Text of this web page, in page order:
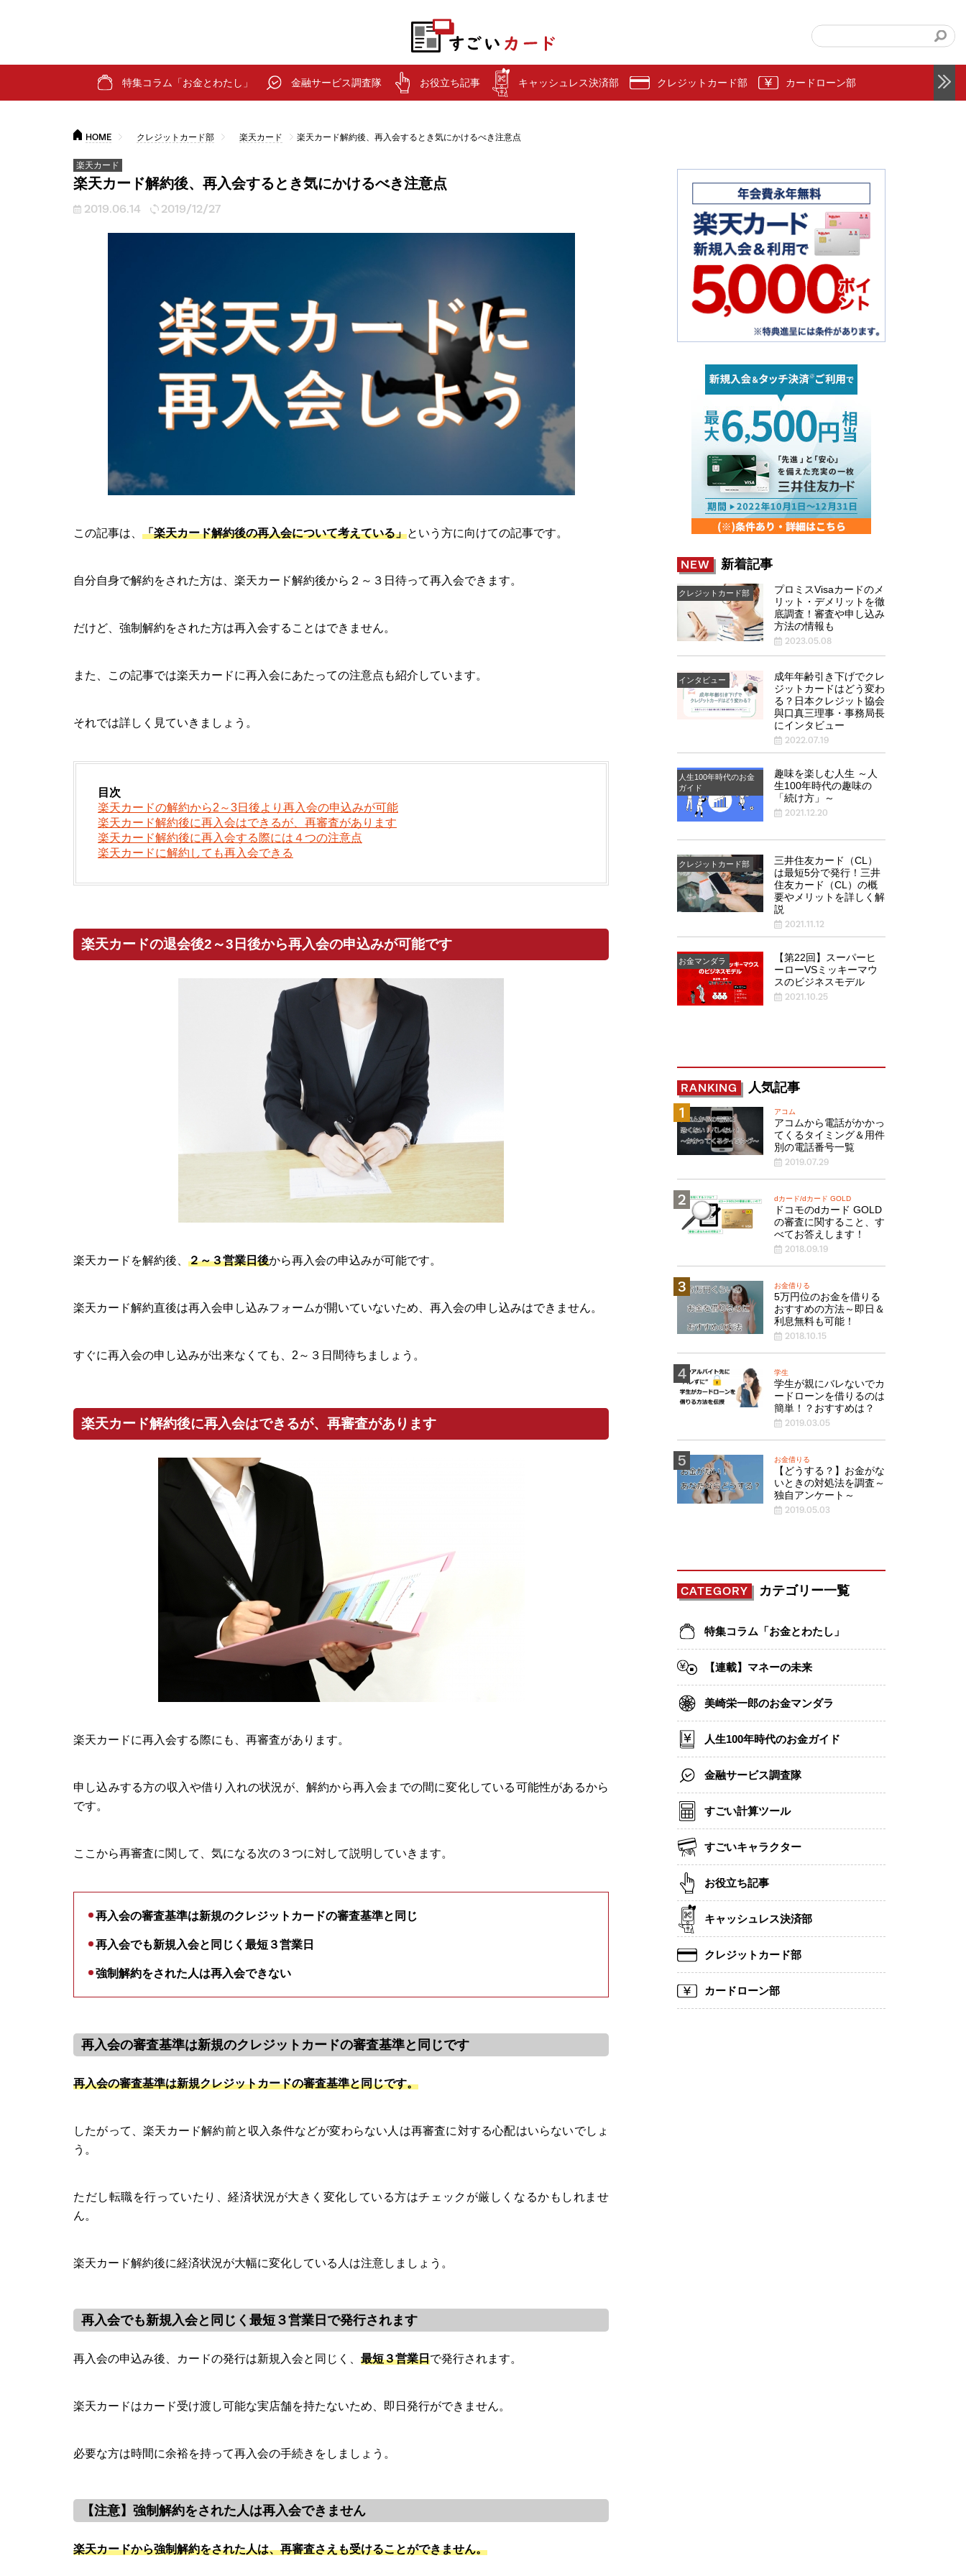
特集コラム「お金とわたし」 金融サービス調査隊 お役立ち記事 キャッシュレス決済部 クレジットカード部 カードローン部
HOME クレジットカード部 楽天カード 楽天カード解約後、再入会するとき気にかけるべき注意点
楽天カード
楽天カード解約後、再入会するとき気にかけるべき注意点
2019.06.14 2019/12/27
この記事は、 「楽天カード解約後の再入会について考えている」という方に向けての記事です。
自分自身で解約をされた方は、楽天カード解約後から２～３日待って再入会できます。
だけど、強制解約をされた方は再入会することはできません。
また、この記事では楽天カードに再入会にあたっての注意点も紹介しています。
それでは詳しく見ていきましょう。
目次
楽天カードの解約から2～3日後より再入会の申込みが可能
楽天カード解約後に再入会はできるが、再審査があります
楽天カード解約後に再入会する際には４つの注意点
楽天カードに解約しても再入会できる
楽天カードの退会後2～3日後から再入会の申込みが可能です
楽天カードを解約後、 ２～３営業日後から再入会の申込みが可能です。
楽天カード解約直後は再入会申し込みフォームが開いていないため、再入会の申し込みはできません。
すぐに再入会の申し込みが出来なくても、2～３日間待ちましょう。
楽天カード解約後に再入会はできるが、再審査があります
楽天カードに再入会する際にも、再審査があります。
申し込みする方の収入や借り入れの状況が、解約から再入会までの間に変化している可能性があるから
です。
ここから再審査に関して、気になる次の３つに対して説明していきます。
再入会の審査基準は新規のクレジットカードの審査基準と同じ
再入会でも新規入会と同じく最短３営業日
強制解約をされた人は再入会できない
再入会の審査基準は新規のクレジットカードの審査基準と同じです
再入会の審査基準は新規クレジットカードの審査基準と同じです。
したがって、楽天カード解約前と収入条件などが変わらない人は再審査に対する心配はいらないでしょ
う。
ただし転職を行っていたり、経済状況が大きく変化している方はチェックが厳しくなるかもしれませ
ん。
楽天カード解約後に経済状況が大幅に変化している人は注意しましょう。
再入会でも新規入会と同じく最短３営業日で発行されます
再入会の申込み後、カードの発行は新規入会と同じく、 最短３営業日で発行されます。
楽天カードはカード受け渡し可能な実店舗を持たないため、即日発行ができません。
必要な方は時間に余裕を持って再入会の手続きをしましょう。
【注意】強制解約をされた人は再入会できません
楽天カードから強制解約をされた人は、再審査さえも受けることができません。
NEW 新着記事
クレジットカード部
プロミスVisaカードのメ
リット・デメリットを徹
底調査！審査や申し込み
方法の情報も
2023.05.08
インタビュー
成年年齢引き下げでクレ
ジットカードはどう変わ
る？日本クレジット協会
與口真三理事・事務局長
にインタビュー
2022.07.19
人生100年時代のお金
ガイド
趣味を楽しむ人生 ～人
生100年時代の趣味の
「続け方」～
2021.12.20
クレジットカード部
三井住友カード（CL）
は最短5分で発行！三井
住友カード（CL）の概
要やメリットを詳しく解
説
2021.11.12
お金マンダラ
【第22回】スーパーヒ
ーローVSミッキーマウ
スのビジネスモデル
2021.10.25
RANKING 人気記事
アコム
アコムから電話がかかっ
てくるタイミング＆用件
別の電話番号一覧
2019.07.29
dカード/dカード GOLD
ドコモのdカード GOLD
の審査に関すること、す
べてお答えします！
2018.09.19
お金借りる
5万円位のお金を借りる
おすすめの方法～即日＆
利息無料も可能！
2018.10.15
学生
学生が親にバレないでカ
ードローンを借りるのは
簡単！？おすすめは？
2019.03.05
お金借りる
【どうする？】お金がな
いときの対処法を調査～
独自アンケート～
2019.05.03
CATEGORY カテゴリー一覧
特集コラム「お金とわたし」
【連載】マネーの未来
美崎栄一郎のお金マンダラ
人生100年時代のお金ガイド
金融サービス調査隊
すごい計算ツール
すごいキャラクター
お役立ち記事
キャッシュレス決済部
クレジットカード部
カードローン部